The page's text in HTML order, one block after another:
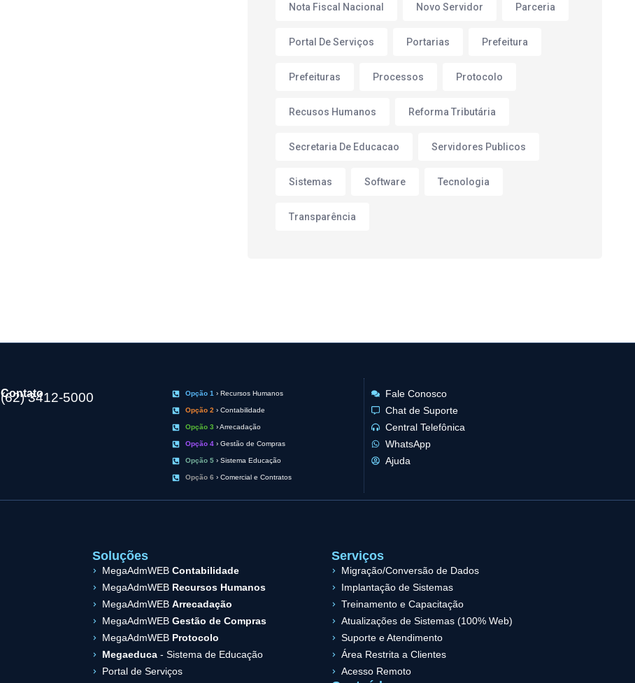
Nota Fiscal Nacional Novo Servidor Parceria
Portal De Serviços Portarias Prefeitura
Prefeituras Processos Protocolo
Recusos Humanos Reforma Tributária
Secretaria De Educacao Servidores Publicos
Sistemas Software Tecnologia
Transparência
Contato
(62) 3412-5000 Opção 1› Recursos Humanos
Opção 2› Contabilidade
Opção 3 › Arrecadação
Opção 4› Gestão de Compras
Opção 5› Sistema Educação
Opção 6 › Comercial e Contratos
Fale Conosco
Chat de Suporte
Central Telefônica
WhatsApp
Ajuda
Soluções
MegaAdmWEB Contabilidade
MegaAdmWEB Recursos Humanos
MegaAdmWEB Arrecadação
MegaAdmWEB Gestão de Compras
MegaAdmWEB Protocolo
Megaeduca- Sistema de Educação
Portal de Serviços
Serviços
Migração/Conversão de Dados
Implantação de Sistemas
Treinamento e Capacitação
Atualizações de Sistemas (100% Web)
Suporte e Atendimento
Área Restrita a Clientes
Acesso Remoto